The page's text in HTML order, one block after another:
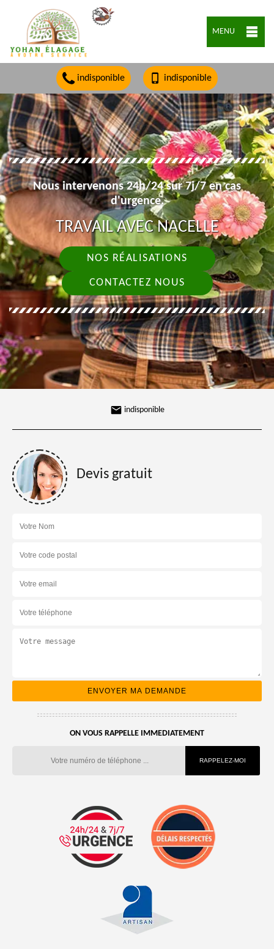
MENU
indisponible indisponible
Nous intervenons 24h/24 sur 7j/7 en cas
d'urgence.
TRAVAIL AVEC NACELLE
NOS RÉALISATIONS
CONTACTEZ NOUS
indisponible
Devis gratuit
ON VOUS RAPPELLE IMMEDIATEMENT